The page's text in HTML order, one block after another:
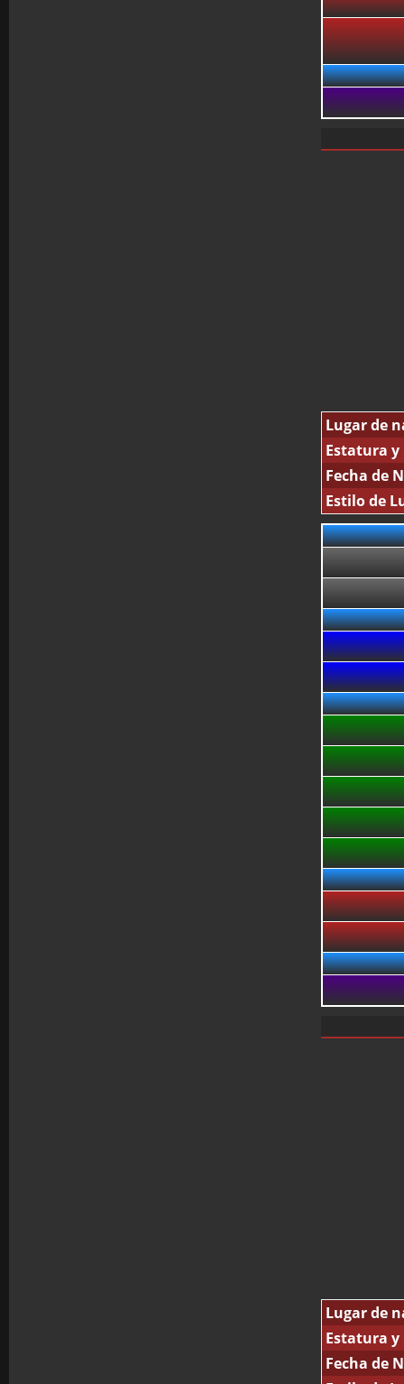
Lugar de
Estatura y
Fecha de
Estilo de
Lugar de
Estatura y
Fecha de